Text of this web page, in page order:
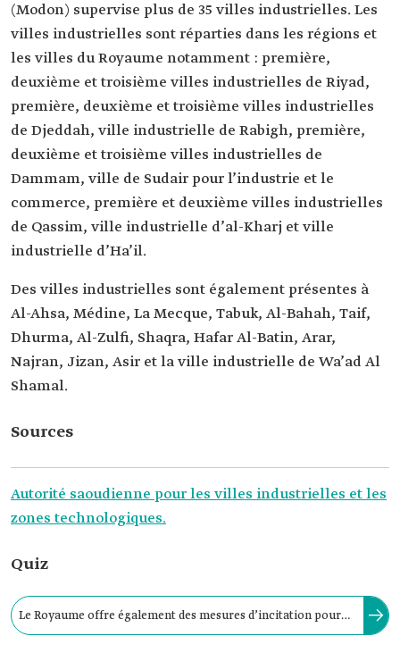
(Modon) supervise plus de 35 villes industrielles. Les
villes industrielles sont réparties dans les régions et
les villes du Royaume notamment : première,
deuxième et troisième villes industrielles de Riyad,
première, deuxième et troisième villes industrielles
de Djeddah, ville industrielle de Rabigh, première,
deuxième et troisième villes industrielles de
Dammam, ville de Sudair pour l’industrie et le
commerce, première et deuxième villes industrielles
de Qassim, ville industrielle d’al-Kharj et ville
industrielle d’Ha’il.
Des villes industrielles sont également présentes à
Al-Ahsa, Médine, La Mecque, Tabuk, Al-Bahah, Taif,
Dhurma, Al-Zulfi, Shaqra, Hafar Al-Batin, Arar,
Najran, Jizan, Asir et la ville industrielle de Wa’ad Al
Shamal.
Sources
Autorité saoudienne pour les villes industrielles et les
zones technologiques.
Quiz
Le Royaume offre également des mesures d’incitation pour